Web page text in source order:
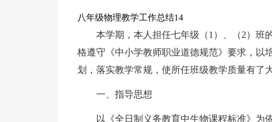
八年级物理教学工作总结14
本学期，本人担任七年级（1）、（2）班
格遵守《中小学教师职业道德规范》要求，以
划，落实教学常规，使所任班级教学质量有了
一、指导思想
以《全日制义务教育中生物课程标准》为